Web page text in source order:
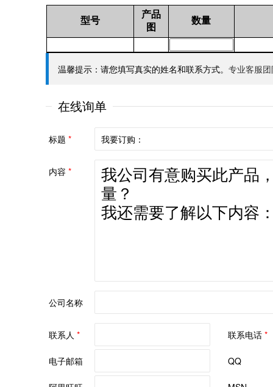
型号
产品
图
数量